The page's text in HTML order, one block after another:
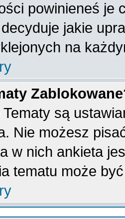
powinieneś je
jakie
na
są
Nie możesz
w nich ankieta
tematu może